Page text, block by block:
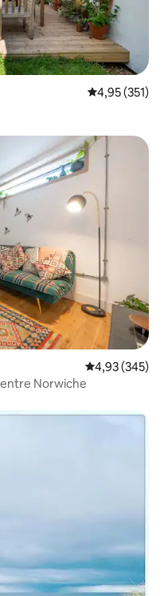
Priemerné
4,95 (351)
Priemerné
4,93 (345)
Norwiche